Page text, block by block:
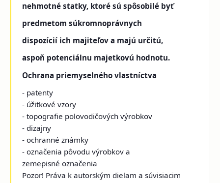
nehmotné statky, ktoré sú spôsobilé byť
predmetom súkromnoprávnych
dispozícií ich majiteľov a majú určitú,
aspoň potenciálnu majetkovú hodnotu.
Ochrana priemyselného vlastníctva
- patenty
- úžitkové vzory
- topografie polovodičových výrobkov
- dizajny
- ochranné známky
- označenia pôvodu výrobkov a
zemepisné označenia
Pozor! Práva k autorským dielam a súvisiacim